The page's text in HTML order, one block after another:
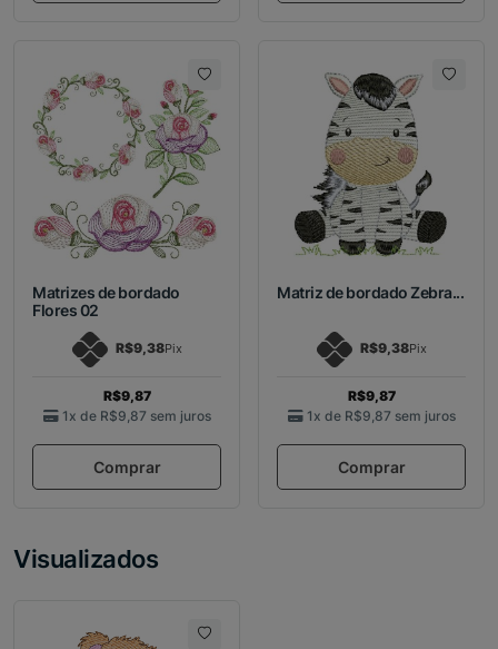
Matrizes de bordado
Flores 02
R$9,38Pix
R$9,87
1x de R$9,87 sem juros
Comprar
Matriz de bordado Zebra...
R$9,38Pix
R$9,87
1x de R$9,87 sem juros
Comprar
Visualizados